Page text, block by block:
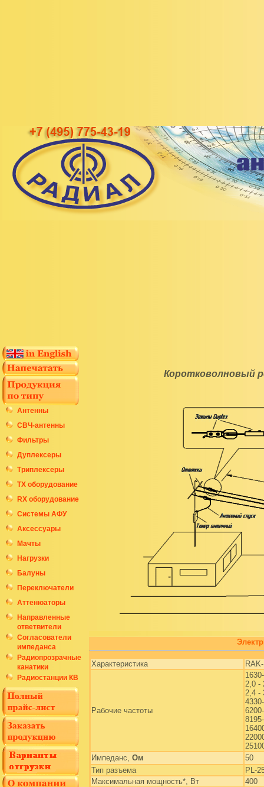
Антенны
СВЧ-антенны
Фильтры
Дуплексеры
Триплексеры
ТХ оборудование
RX оборудование
Системы АФУ
Аксессуары
Мачты
Нагрузки
Балуны
Переключатели
Аттенюаторы
Направленные
ответвители
Согласователи
импеданса
Радиопрозрачные
канатики
Радиостанции КВ
Коротковолновый
Характеристика
Рабочие частоты
2,0 -
2,4 -
Импеданс, Ом
50
Тип разъема
PL-
Максимальная мощность*, Вт
400